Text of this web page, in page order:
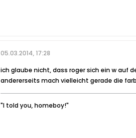
05.03.2014, 17:28
ich glaube nicht, dass roger sich ein w auf
andererseits mach vielleicht gerade die
"I told you, homeboy!"